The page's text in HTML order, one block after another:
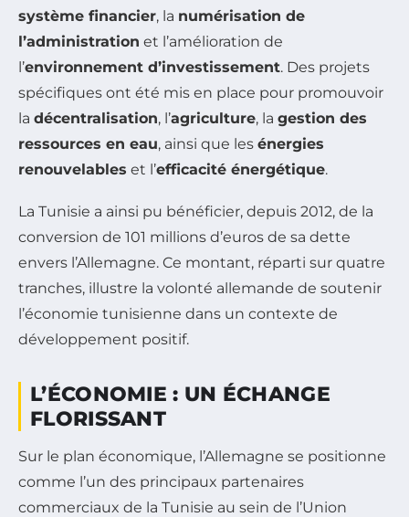
système financier, la numérisation de
l’administration et l’amélioration de
l’environnement d’investissement. Des projets
spécifiques ont été mis en place pour promouvoir
la décentralisation, l’agriculture, la gestion des
ressources en eau, ainsi que les énergies
renouvelables et l’efficacité énergétique.
La Tunisie a ainsi pu bénéficier, depuis 2012, de la
conversion de 101 millions d’euros de sa dette
envers l’Allemagne. Ce montant, réparti sur quatre
tranches, illustre la volonté allemande de soutenir
l’économie tunisienne dans un contexte de
développement positif.
L’ÉCONOMIE : UN ÉCHANGE
FLORISSANT
Sur le plan économique, l’Allemagne se positionne
comme l’un des principaux partenaires
commerciaux de la Tunisie au sein de l’Union